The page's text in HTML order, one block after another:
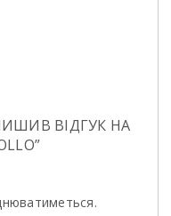
ВІДГУК НА